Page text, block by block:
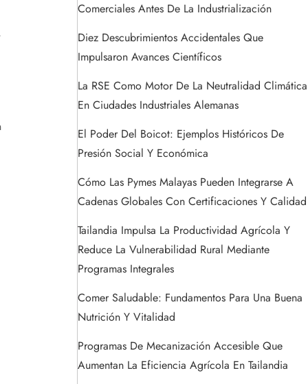
Comerciales Antes De La Industrialización
Diez Descubrimientos Accidentales Que
Impulsaron Avances Científicos
La RSE Como Motor De La Neutralidad Climática
En Ciudades Industriales Alemanas
El Poder Del Boicot: Ejemplos Históricos De
Presión Social Y Económica
Cómo Las Pymes Malayas Pueden Integrarse A
Cadenas Globales Con Certificaciones Y Calidad
Tailandia Impulsa La Productividad Agrícola Y
Reduce La Vulnerabilidad Rural Mediante
Programas Integrales
Comer Saludable: Fundamentos Para Una Buena
Nutrición Y Vitalidad
Programas De Mecanización Accesible Que
Aumentan La Eficiencia Agrícola En Tailandia